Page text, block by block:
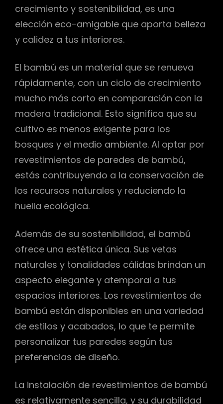
crecimiento y sostenibilidad, es una
elección eco-amigable que aporta belleza
y calidez a tus interiores.
El bambú es un material que se renueva
rápidamente, con un ciclo de crecimiento
mucho más corto en comparación con la
madera tradicional. Esto significa que su
cultivo es menos exigente para los
bosques y el medio ambiente. Al optar por
revestimientos de paredes de bambú,
estás contribuyendo a la conservación de
los recursos naturales y reduciendo la
huella ecológica.
Además de su sostenibilidad, el bambú
ofrece una estética única. Sus vetas
naturales y tonalidades cálidas brindan un
aspecto elegante y atemporal a tus
espacios interiores. Los revestimientos de
bambú están disponibles en una variedad
de estilos y acabados, lo que te permite
personalizar tus paredes según tus
preferencias de diseño.
La instalación de revestimientos de bambú
es relativamente sencilla, y su durabilidad